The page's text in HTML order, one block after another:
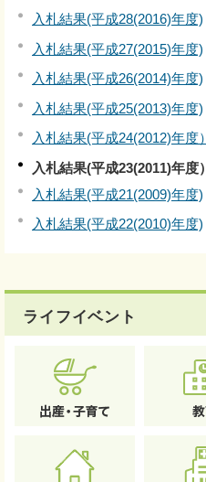
入札結果(平成28(2016)年度)
入札結果(平成27(2015)年度)
入札結果(平成26(2014)年度)
入札結果(平成25(2013)年度)
入札結果(平成24(2012)年度）
入札結果(平成23(2011)年度）
入札結果(平成21(2009)年度)
入札結果(平成22(2010)年度)
ライフイベント